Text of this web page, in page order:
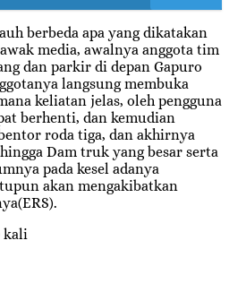
berbeda apa yang dikatakan
media, awalnya anggota tim
dan parkir di depan Gapuro
langsung membuka
keliatan jelas, oleh pengguna
berhenti, dan kemudian
roda tiga, dan akhirnya
Dam truk yang besar serta
pada kesel adanya
akan mengakibatkan
kali